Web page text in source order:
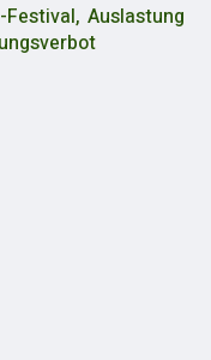
Auslastung